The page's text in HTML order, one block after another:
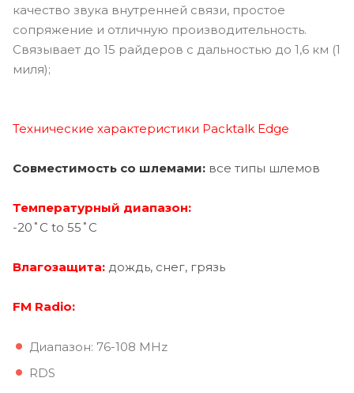
качество звука внутренней связи, простое
сопряжение и отличную производительность.
Связывает до 15 райдеров с дальностью до 1,6 км (1
миля);
Технические характеристики Packtalk Edge
Совместимость со шлемами: все типы шлемов
Температурный диапазон:
-20˚C to 55˚C
Влагозащита: дождь, снег, грязь
FM Radio:
Диапазон: 76-108 MHz
RDS